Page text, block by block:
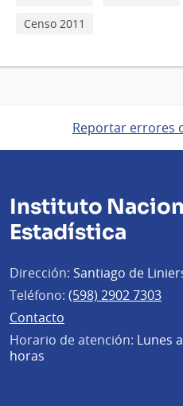
Censo 2011
Reportar errores
Instituto
Estadística
Dirección: Santiago de
Teléfono: (598) 2902 7303
Contacto
Horario de atención: Lunes
horas